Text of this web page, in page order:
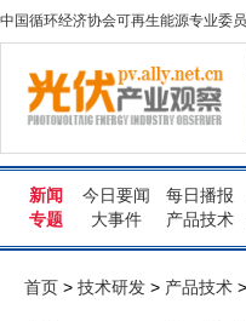
中国循环经济协会可再生能源专业委
新闻 今日要闻 每日播报
专题
大事件 产品技术
首页 > 技术研发 > 产品技术